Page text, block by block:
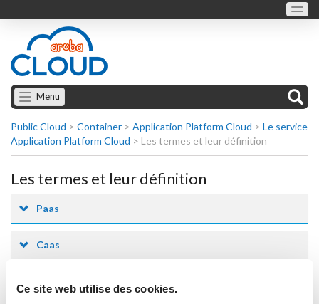
Ce site web utilise des cookies.
Menu
Public Cloud > Container > Application Platform Cloud > Le service
Application Platform Cloud > Les termes et leur définition
Les termes et leur définition
Paas
Caas